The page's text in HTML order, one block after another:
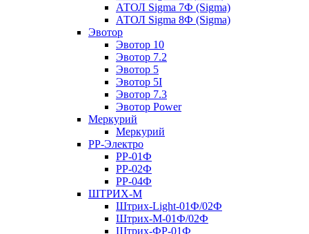
АТОЛ Sigma 7Ф (Sigma)
АТОЛ Sigma 8Ф (Sigma)
Эвотор
Эвотор 10
Эвотор 7.2
Эвотор 5
Эвотор 5I
Эвотор 7.3
Эвотор Power
Меркурий
Меркурий
РР-Электро
РР-01Ф
РР-02Ф
РР-04Ф
ШТРИХ-М
Штрих-Light-01Ф/02Ф
Штрих-М-01Ф/02Ф
Штрих-ФР-01Ф